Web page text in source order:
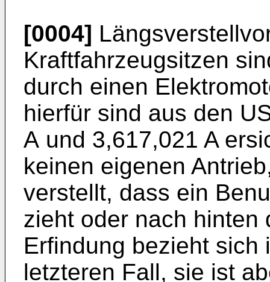
[0004]
Kraftfahrzeugsitzen
durch einen
hierfür sind aus den
A und 3,617,021 A
keinen eigenen
verstellt, dass ein
zieht oder nach hinten
Erfindung bezieht sich
letzteren Fall, sie ist